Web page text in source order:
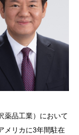
薬品工業）において
メリカに3年間駐在